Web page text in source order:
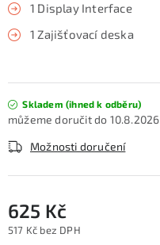
1 Display Interface
1 Zajišťovací deska
Skladem (ihned k odběru)
10.8.2026
Možnosti doručení
625 Kč
517 Kč bez DPH